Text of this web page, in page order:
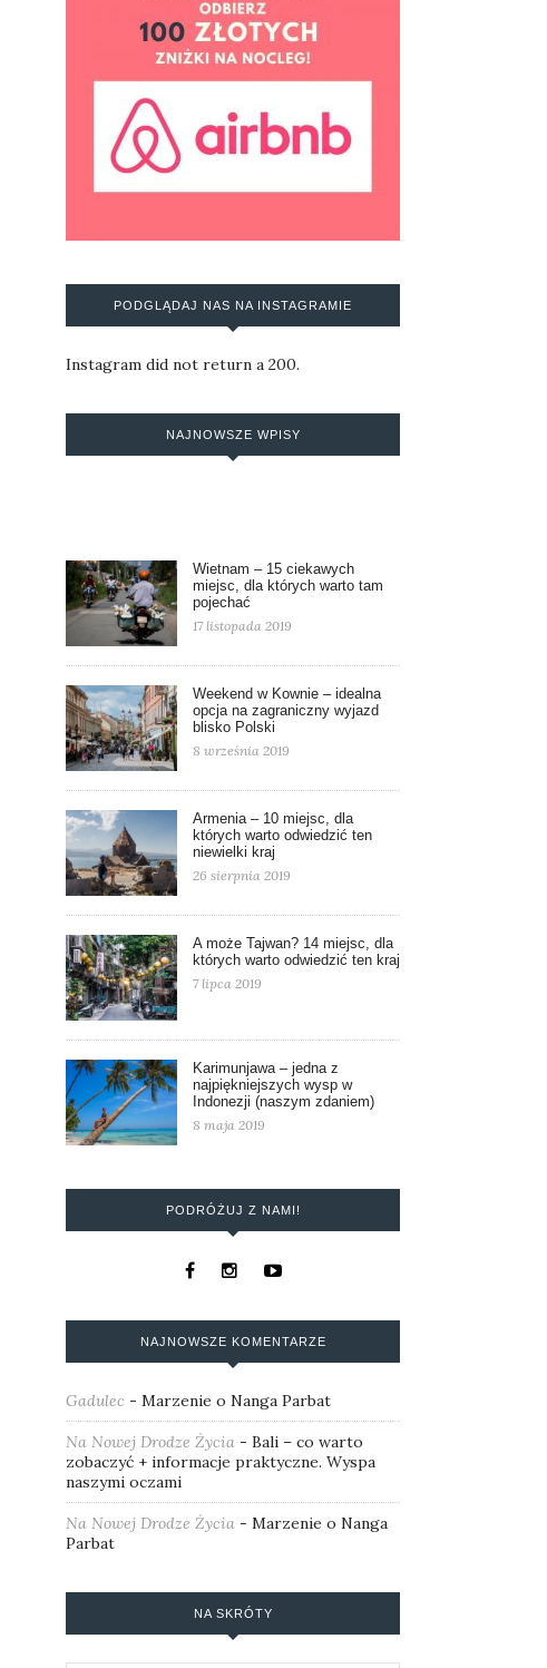
PODGLĄDAJ NAS NA INSTAGRAMIE
Instagram did not return a 200.
NAJNOWSZE WPISY
Wietnam – 15 ciekawych
miejsc, dla których warto tam
pojechać
17 listopada 2019
Weekend w Kownie – idealna
opcja na zagraniczny wyjazd
blisko Polski
8 września 2019
Armenia – 10 miejsc, dla
których warto odwiedzić ten
niewielki kraj
26 sierpnia 2019
A może Tajwan? 14 miejsc, dla
których warto odwiedzić ten kraj
7 lipca 2019
Karimunjawa – jedna z
najpiękniejszych wysp w
Indonezji (naszym zdaniem)
8 maja 2019
PODRÓŻUJ Z NAMI!
NAJNOWSZE KOMENTARZE
Gadulec - Marzenie o Nanga Parbat
Na Nowej Drodze Życia - Bali – co warto
zobaczyć + informacje praktyczne. Wyspa
naszymi oczami
Na Nowej Drodze Życia - Marzenie o Nanga
Parbat
NA SKRÓTY